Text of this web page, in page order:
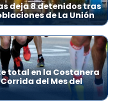
deja 8 detenidos tras
de La Unión
total en la Costanera
del Mes del